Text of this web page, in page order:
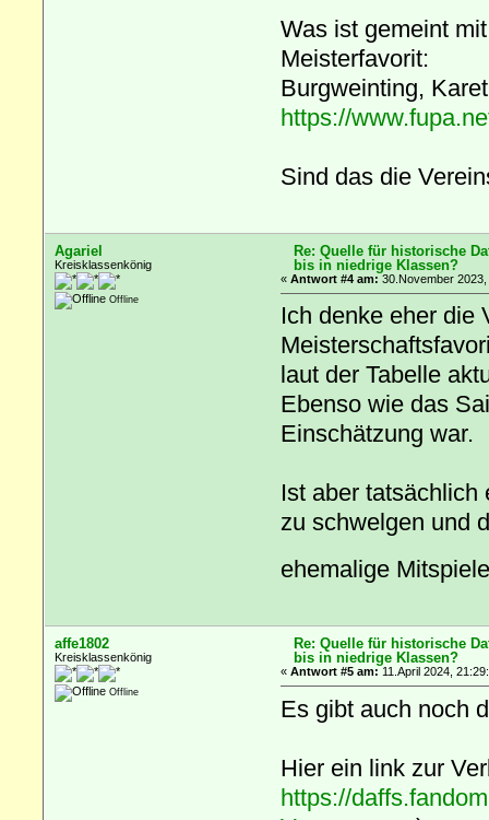
Was ist gemeint
Meisterfavorit:
Burgweinting,
https://
Sind das die
Agariel
Kreisklassenkönig
Offline
Re: Quelle für historische
bis in niedrige Klassen?
« Antwort #4 am: 30.November
Ich denke eher die
laut der Tabelle
Ebenso wie das
Einschätzung war.
Ist aber tatsächlich
zu schwelgen und
ehemalige
affe1802
Kreisklassenkönig
Offline
Re: Quelle für historische
bis in niedrige Klassen?
« Antwort #5 am: 11.April 2024,
Es gibt auch noch
Hier ein link zur
https://